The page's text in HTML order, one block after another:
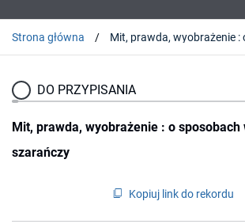
Strona główna
DO PRZYPISANIA
Mit, prawda, wyobrażenie : o sposobach
szarańczy
Kopiuj link do rekordu